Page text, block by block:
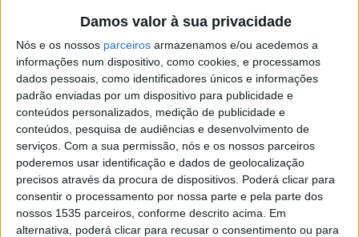
Damos valor à sua privacidade
Nós e os nossos parceiros armazenamos e/ou acedemos a
informações num dispositivo, como cookies, e processamos
dados pessoais, como identificadores únicos e informações
padrão enviadas por um dispositivo para publicidade e
conteúdos personalizados, medição de publicidade e
conteúdos, pesquisa de audiências e desenvolvimento de
serviços. Com a sua permissão, nós e os nossos parceiros
poderemos usar identificação e dados de geolocalização
precisos através da procura de dispositivos. Poderá clicar para
consentir o processamento por nossa parte e pela parte dos
nossos 1535 parceiros, conforme descrito acima. Em
alternativa, poderá clicar para recusar o consentimento ou para
Festival do Plangaio e do Maranho com
inscrições abertas para produtores...
Rádio Castelo Branco 2 de Setembro, 2025